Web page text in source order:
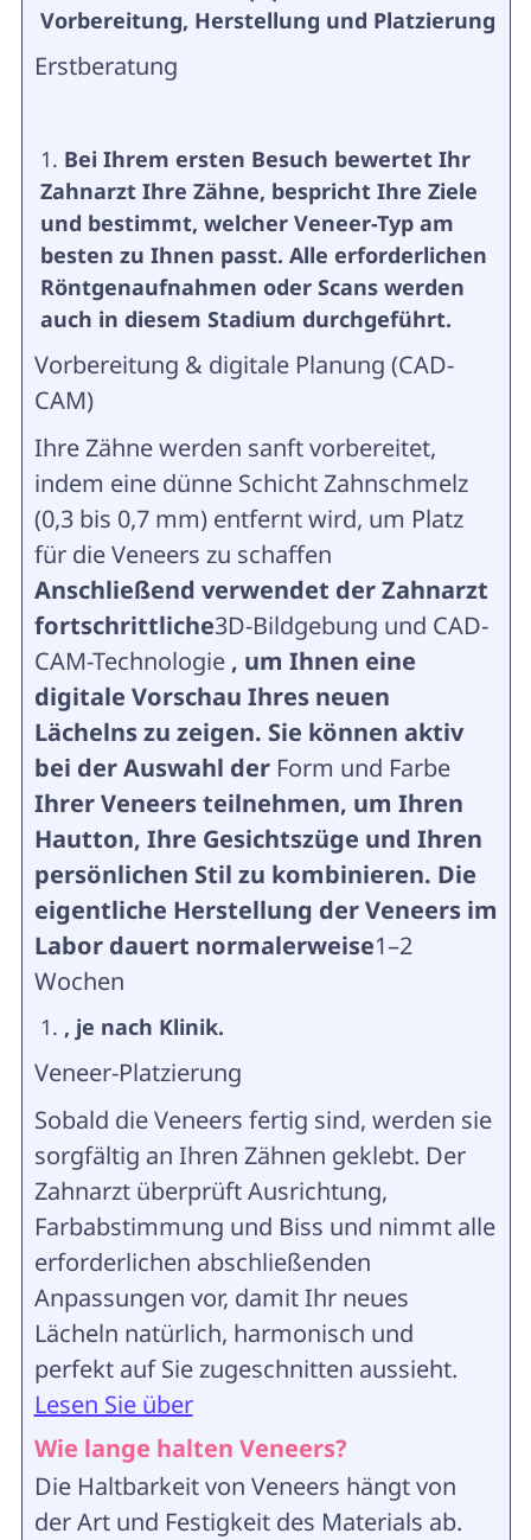
Vorbereitung, Herstellung und Platzierung
Erstberatung
Bei Ihrem ersten Besuch bewertet Ihr
Zahnarzt Ihre Zähne, bespricht Ihre Ziele
und bestimmt, welcher Veneer-Typ am
besten zu Ihnen passt. Alle erforderlichen
Röntgenaufnahmen oder Scans werden
auch in diesem Stadium durchgeführt.
Vorbereitung & digitale Planung (CAD-
CAM)
Ihre Zähne werden sanft vorbereitet,
indem eine dünne Schicht Zahnschmelz
(0,3 bis 0,7 mm) entfernt wird, um Platz
für die Veneers zu schaffen
Anschließend verwendet der Zahnarzt
fortschrittliche3D-Bildgebung und CAD-
CAM-Technologie , um Ihnen eine
digitale Vorschau Ihres neuen
Lächelns zu zeigen. Sie können aktiv
bei der Auswahl derForm und Farbe
Ihrer Veneers teilnehmen, um Ihren
Hautton, Ihre Gesichtszüge und Ihren
persönlichen Stil zu kombinieren. Die
eigentliche Herstellung der Veneers im
Labor dauert normalerweise1–2
Wochen
, je nach Klinik.
Veneer-Platzierung
Sobald die Veneers fertig sind, werden sie
sorgfältig an Ihren Zähnen geklebt. Der
Zahnarzt überprüft Ausrichtung,
Farbabstimmung und Biss und nimmt alle
erforderlichen abschließenden
Anpassungen vor, damit Ihr neues
Lächeln natürlich, harmonisch und
perfekt auf Sie zugeschnitten aussieht.
Lesen Sie über
Wie lange halten Veneers?
Die Haltbarkeit von Veneers hängt von
der Art und Festigkeit des Materials ab.